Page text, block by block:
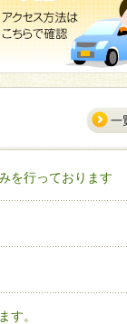
を行っております
す。